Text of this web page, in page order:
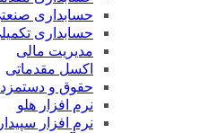
حسابداری
حسابداری
مدیریت مالی
اکسل مقدماتی
حقوق و دستمزد
نرم افزار هلو
نرم افزار سپیدار